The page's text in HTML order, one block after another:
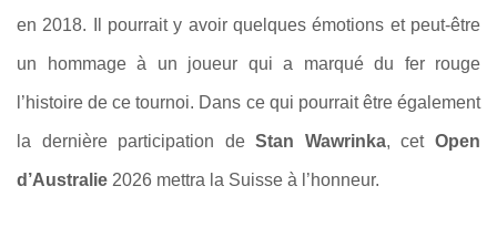
en 2018. Il pourrait y avoir quelques émotions et peut-être
un hommage à un joueur qui a marqué du fer rouge
l’histoire de ce tournoi. Dans ce qui pourrait être également
la dernière participation deStan Wawrinka, cetOpen
d’Australie 2026 mettra la Suisse à l’honneur.